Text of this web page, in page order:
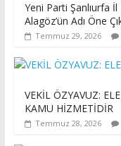
Yeni Parti Şanlıurfa
Alagöz’ün Adı Öne
Temmuz 29, 2026
VEKİL ÖZYAVUZ:
KAMU HİZMETİDİR
Temmuz 28, 2026